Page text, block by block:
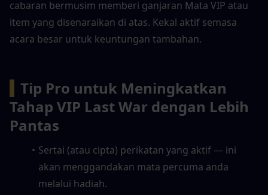
cabaran bermusim memberi ganjaran Mata VIP atau
item yang disenaraikan di atas. Kekal aktif semasa
acara besar untuk keuntungan tambahan.
Tip Pro untuk Meningkatkan
Tahap VIP Last War dengan Lebih
Pantas
Sertai (atau cipta) perikatan yang aktif — ini
akan menggandakan mata percuma anda
melalui hadiah.